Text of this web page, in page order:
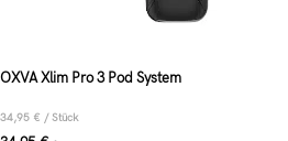
OXVA Xlim Pro 3 Pod System
34,95 € /Stück